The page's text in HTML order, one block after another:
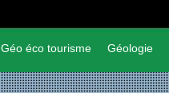
Géo éco tourisme Géologie